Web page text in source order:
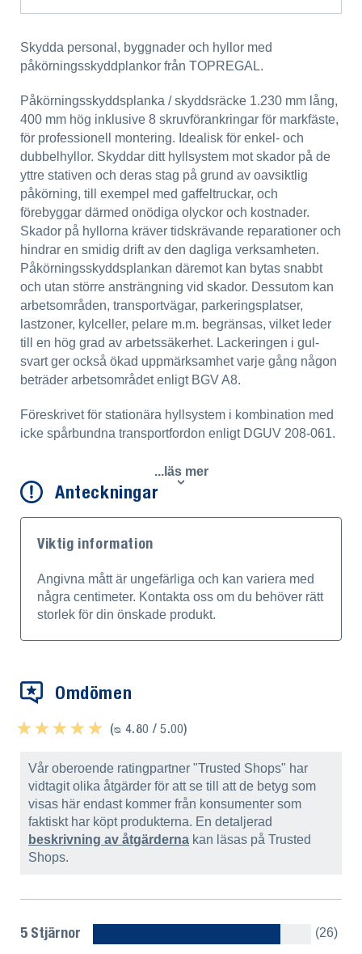
Skydda personal, byggnader och hyllor med
påkörningsskyddplankor från TOPREGAL.
Påkörningsskyddsplanka / skyddsräcke 1.230 mm lång,
400 mm hög inklusive 8 skruvförankringar för markfäste,
för professionell montering. Idealisk för enkel- och
dubbelhyllor. Skyddar ditt hyllsystem mot skador på de
yttre stativen och deras stag på grund av oavsiktlig
påkörning, till exempel med gaffeltruckar, och
förebyggar därmed onödiga olyckor och kostnader.
Skador på hyllorna kräver tidskrävande reparationer och
hindrar en smidig drift av den dagliga verksamheten.
Påkörningsskyddsplankan däremot kan bytas snabbt
och utan större ansträngning vid skador. Dessutom kan
arbetsområden, transportvägar, parkeringsplatser,
lastzoner, kylceller, pelare m.m. begränsas, vilket leder
till en hög grad av arbetssäkerhet. Lackeringen i gul-
svart ger också ökad uppmärksamhet varje gång någon
beträder arbetsområdet enligt BGV A8.
Föreskrivet för stationära hyllsystem i kombination med
icke spårbundna transportfordon enligt DGUV 208-061.
...läs mer
Anteckningar
Viktig information
Angivna mått är ungefärliga och kan variera med
några centimeter. Kontakta oss om du behöver rätt
storlek för din önskade produkt.
Omdömen
★ ★ ★ ★ ★
★ ★ ★ ★ ★ (ᴓ 4.80 / 5.00)
Vår oberoende ratingpartner "Trusted Shops" har
vidtagit olika åtgärder för att se till att de betyg som
visas här endast kommer från konsumenter som
faktiskt har köpt produkterna. En detaljerad
beskrivning av åtgärderna kan läsas på Trusted
Shops.
5 Stjärnor (26)